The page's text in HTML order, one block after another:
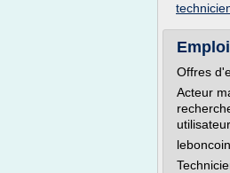
Offres
Acteur